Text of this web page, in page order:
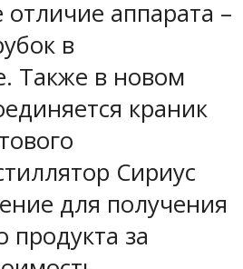
аппарата –
в
Также в новом
краник
Сириус
для получения
продукта за